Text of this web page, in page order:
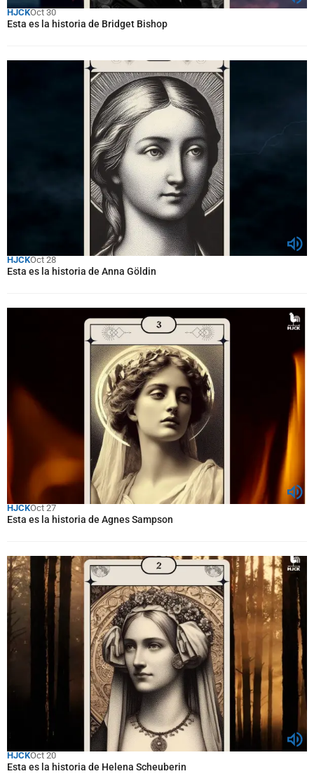
HJCKOct 30
Esta es la historia de Bridget Bishop
HJCKOct 28
Esta es la historia de Anna Göldin
HJCKOct 27
Esta es la historia de Agnes Sampson
HJCKOct 20
Esta es la historia de Helena Scheuberin